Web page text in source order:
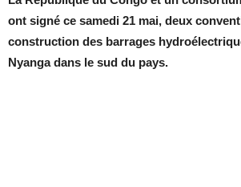
ont signé ce samedi 21 mai, deux
construction des barrages
Nyanga dans le sud du pays.